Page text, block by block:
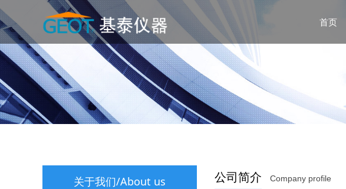
首页
关于我们/About us 公司简介 Company profile